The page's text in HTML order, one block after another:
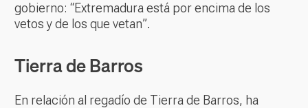
gobierno: “Extremadura está por encima de los
vetos y de los que vetan”.
Tierra de Barros
En relación al regadío de Tierra de Barros, ha